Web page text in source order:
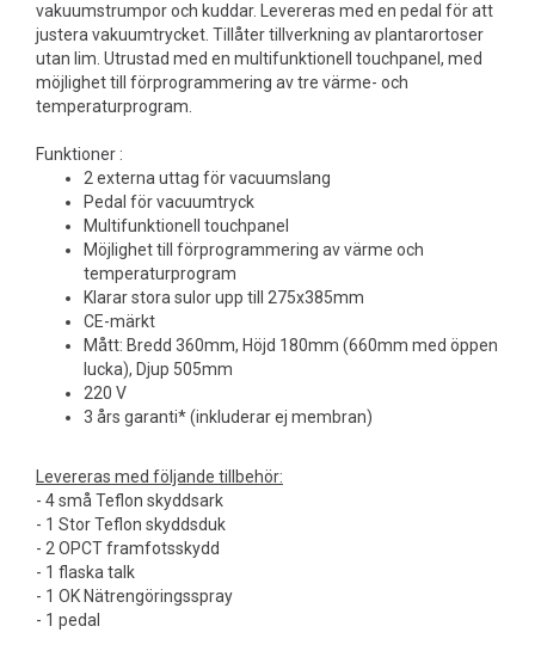
vakuumstrumpor och kuddar. Levereras med en pedal för att
justera vakuumtrycket. Tillåter tillverkning av plantarortoser
utan lim. Utrustad med en multifunktionell touchpanel, med
möjlighet till förprogrammering av tre värme- och
temperaturprogram.
Funktioner :
2 externa uttag för vacuumslang
Pedal för vacuumtryck
Multifunktionell touchpanel
Möjlighet till förprogrammering av värme och
temperaturprogram
Klarar stora sulor upp till 275x385mm
CE-märkt
Mått: Bredd 360mm, Höjd 180mm (660mm med öppen
lucka), Djup 505mm
220 V
3 års garanti* (inkluderar ej membran)
Levereras med följande tillbehör:
- 4 små Teflon skyddsark
- 1 Stor Teflon skyddsduk
- 2 OPCT framfotsskydd
- 1 flaska talk
- 1 OK Nätrengöringsspray
- 1 pedal